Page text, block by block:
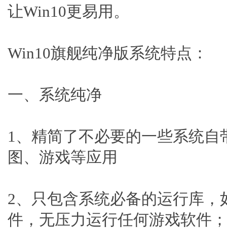
让Win10更易用。
Win10旗舰纯净版系统特点：
一、系统纯净
1、精简了不必要的一些系统
图、游戏等应用
2、只包含系统必备的运行库，
件，无压力运行任何游戏软件；